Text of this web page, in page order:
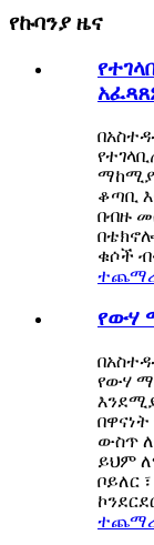
የኩባንያ ዜና
ማከሚያ
ቆጣቢ
በብዙ
ቁሶች
የውሃ
የውሃ
ውስጥ
ይህም
ቦይለር